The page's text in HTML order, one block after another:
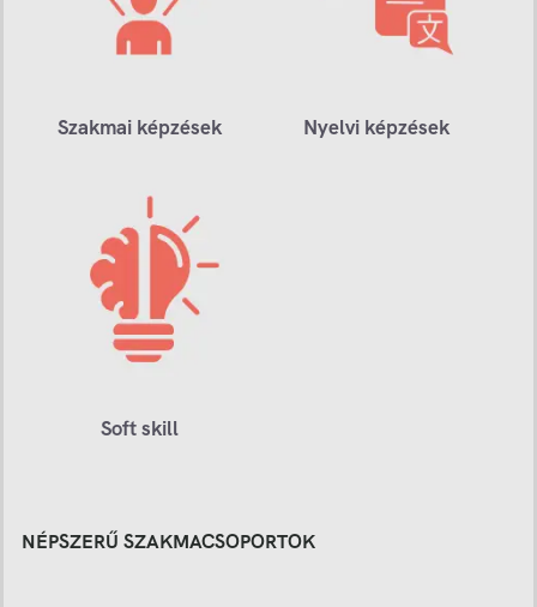
Szakmai képzések Nyelvi képzések
Soft skill
NÉPSZERŰ SZAKMACSOPORTOK